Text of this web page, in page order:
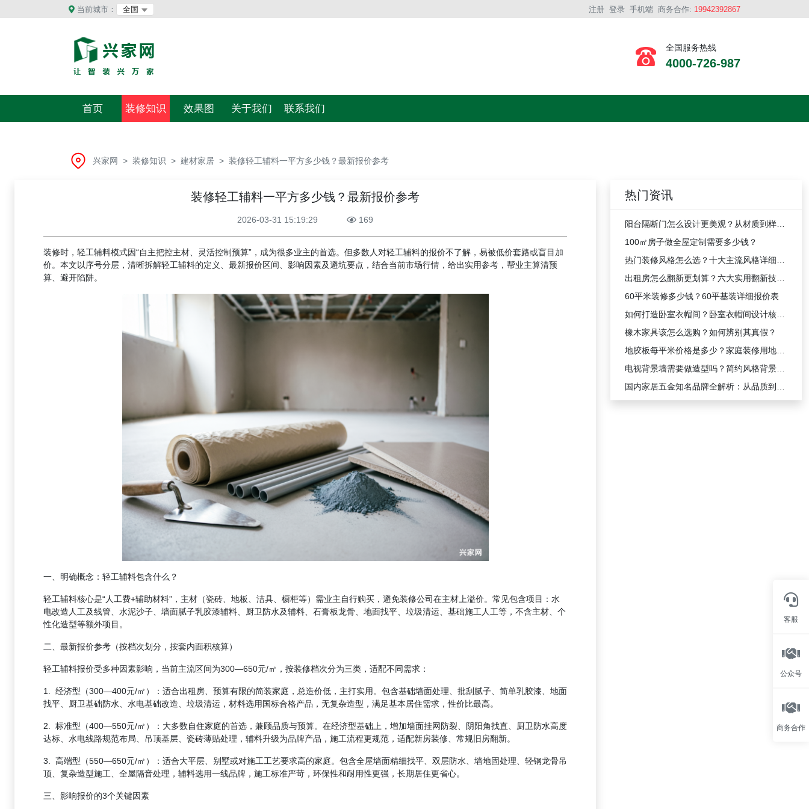
当前城市： 全国 注册 登录 手机端 商务合作: 19942392867
全国服务热线
4000-726-987
首页 装修知识 效果图 关于我们 联系我们
兴家网 > 装修知识 > 建材家居 > 装修轻工辅料一平方多少钱？最新报价参考
装修轻工辅料一平方多少钱？最新报价参考
2026-03-31 15:19:29 169
装修时，轻工辅料模式因“自主把控主材、灵活控制预算”，成为很多业主的首选。但多数人对轻工辅料的报价不了解，易被低价套路或盲目加
价。本文以序号分层，清晰拆解轻工辅料的定义、最新报价区间、影响因素及避坑要点，结合当前市场行情，给出实用参考，帮业主算清预
算、避开陷阱。
一、明确概念：轻工辅料包含什么？
轻工辅料核心是“人工费+辅助材料”，主材（瓷砖、地板、洁具、橱柜等）需业主自行购买，避免装修公司在主材上溢价。常见包含项目：水
电改造人工及线管、水泥沙子、墙面腻子乳胶漆辅料、厨卫防水及辅料、石膏板龙骨、地面找平、垃圾清运、基础施工人工等，不含主材、个
性化造型等额外项目。
二、最新报价参考（按档次划分，按套内面积核算）
轻工辅料报价受多种因素影响，当前主流区间为300—650元/㎡，按装修档次分为三类，适配不同需求：
1. 经济型（300—400元/㎡）：适合出租房、预算有限的简装家庭，总造价低，主打实用。包含基础墙面处理、批刮腻子、简单乳胶漆、地面
找平、厨卫基础防水、水电基础改造、垃圾清运，材料选用国标合格产品，无复杂造型，满足基本居住需求，性价比最高。
2. 标准型（400—550元/㎡）：大多数自住家庭的首选，兼顾品质与预算。在经济型基础上，增加墙面挂网防裂、阴阳角找直、厨卫防水高度
达标、水电线路规范布局、吊顶基层、瓷砖薄贴处理，辅料升级为品牌产品，施工流程更规范，适配新房装修、常规旧房翻新。
3. 高端型（550—650元/㎡）：适合大平层、别墅或对施工工艺要求高的家庭。包含全屋墙面精细找平、双层防水、墙地固处理、轻钢龙骨吊
顶、复杂造型施工、全屋隔音处理，辅料选用一线品牌，施工标准严苛，环保性和耐用性更强，长期居住更省心。
三、影响报价的3个关键因素
热门资讯
100㎡房子做全屋定制需要多少钱？
60平米装修多少钱？60平基装详细报价表
橡木家具该怎么选购？如何辨别其真假？
客服
公众号
商务合作